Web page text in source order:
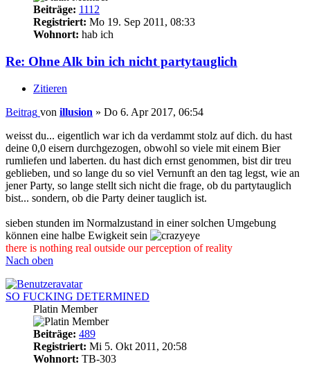
Beiträge: 1112
Registriert: Mo 19. Sep 2011, 08:33
Wohnort: hab ich
Re: Ohne Alk bin ich nicht partytauglich
Zitieren
Beitrag von illusion » Do 6. Apr 2017, 06:54
weisst du... eigentlich war ich da verdammt stolz auf dich. du hast
deine 0,0 eisern durchgezogen, obwohl so viele mit einem Bier
rumliefen und laberten. du hast dich ernst genommen, bist dir treu
geblieben, und so lange du so viel Vernunft an den tag legst, wie an
jener Party, so lange stellt sich nicht die frage, ob du partytauglich
bist... sondern, ob die Party deiner tauglich ist.
sieben stunden im Normalzustand in einer solchen Umgebung
können eine halbe Ewigkeit sein
there is nothing real outside our perception of reality
Nach oben
SO FUCKING DETERMINED
Platin Member
Beiträge: 489
Registriert: Mi 5. Okt 2011, 20:58
Wohnort: TB-303